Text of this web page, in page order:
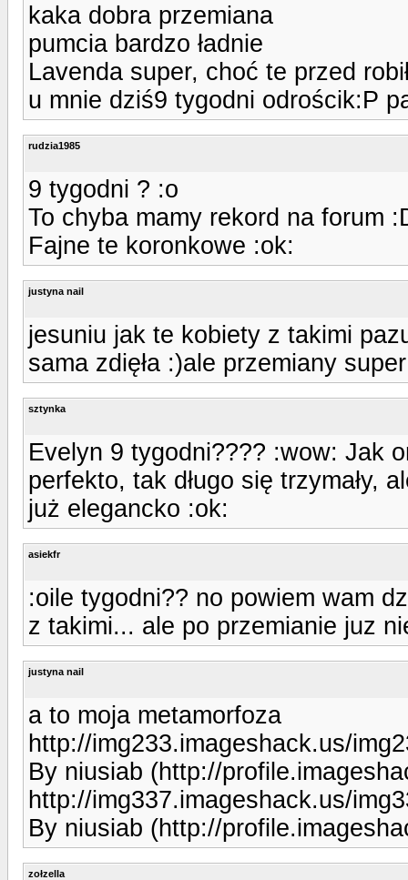
kaka dobra przemiana
pumcia bardzo ładnie
Lavenda super, choć te przed
u mnie dziś9 tygodni odrościk:P
rudzia1985
9 tygodni ? :o
To chyba mamy rekord na forum
Fajne te koronkowe :ok:
justyna nail
jesuniu jak te kobiety z takimi
sama zdięła :)ale przemiany super
sztynka
Evelyn 9 tygodni???? :wow: Jak
perfekto, tak długo się trzymały,
już elegancko :ok:
asiekfr
:oile tygodni?? no powiem wam
z takimi... ale po przemianie juz
justyna nail
a to moja metamorfoza
http://img233.imageshack.us/
By niusiab (http://
http://img337.imageshack.us/
By niusiab (http://
zołzella